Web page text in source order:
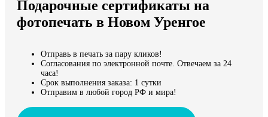
Мы доставляем по всему миру
Продолжить без города
Подарочные сертификаты на
фотопечать в Новом Уренгое
Отправь в печать за пару кликов!
Согласования по электронной почте. Отвечаем за 24
часа!
Срок выполнения заказа: 1 сутки
Отправим в любой город РФ и мира!